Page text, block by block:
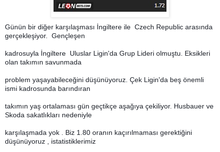
Günün bir diğer karşılaşması İngiltere ile Czech Republic arasında
gerçekleşiyor. Gençleşen
kadrosuyla İngiltere Uluslar Ligin'da Grup Lideri olmuştu. Eksikleri
olan takımın savunmada
problem yaşayabileceğini düşünüyoruz. Çek Ligin'da beş önemli
ismi kadrosunda barındıran
takımın yaş ortalaması gün geçtikçe aşağıya çekiliyor. Husbauer ve
Skoda sakatlıkları nedeniyle
karşılaşmada yok . Biz 1.80 oranın kaçırılmaması gerektiğini
düşünüyoruz , istatistiklerimiz